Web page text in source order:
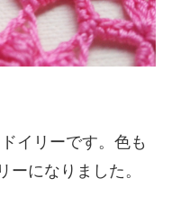
イリーです。色も
ーになりました。